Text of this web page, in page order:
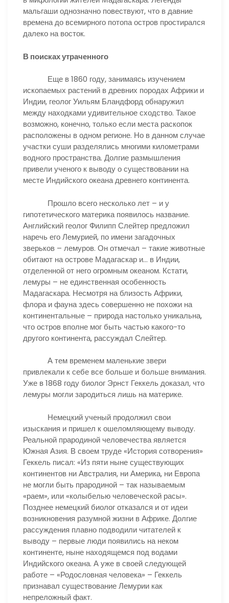
мальгаши однозначно повествуют, что в давние
времена до всемирного потопа остров простирался
далеко на восток.
В поисках утраченного
Еще в 1860 году, занимаясь изучением
ископаемых растений в древних породах Африки и
Индии, геолог Уильям Бландфорд обнаружил
между находками удивительное сходство. Такое
возможно, конечно, только если места раскопок
расположены в одном регионе. Но в данном случае
участки суши разделялись многими километрами
водного пространства. Долгие размышления
привели ученого к выводу о существовании на
месте Индийского океана древнего континента.
Прошло всего несколько лет – и у
гипотетического материка появилось название.
Английский геолог Филипп Слейтер предложил
наречь его Лемурией, по имени загадочных
зверьков – лемуров. Он отмечал – такие животные
обитают на острове Мадагаскар и… в Индии,
отделенной от него огромным океаном. Кстати,
лемуры – не единственная особенность
Мадагаскара. Несмотря на близость Африки,
флора и фауна здесь совершенно не похожи на
континентальные – природа настолько уникальна,
что остров вполне мог быть частью какого-то
другого континента, рассуждал Слейтер.
А тем временем маленькие звери
привлекали к себе все больше и больше внимания.
Уже в 1868 году биолог Эрнст Геккель доказал, что
лемуры могли зародиться лишь на материке.
Немецкий ученый продолжил свои
изыскания и пришел к ошеломляющему выводу.
Реальной прародиной человечества является
Южная Азия. В своем труде «История сотворения»
Геккель писал: «Из пяти ныне существующих
континентов ни Австралия, ни Америка, ни Европа
не могли быть прародиной – так называемым
«раем», или «колыбелью человеческой расы».
Позднее немецкий биолог отказался и от идеи
возникновения разумной жизни в Африке. Долгие
рассуждения плавно подводили читателей к
выводу – первые люди появились на неком
континенте, ныне находящемся под водами
Индийского океана. А уже в своей следующей
работе – «Родословная человека» – Геккель
признавал существование Лемурии как
непреложный факт.